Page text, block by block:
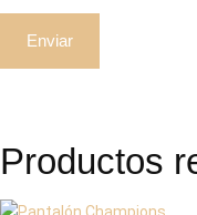
Productos